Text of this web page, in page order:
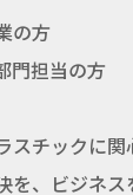
の方
門担当の方
スチックに関
を、ビジネ